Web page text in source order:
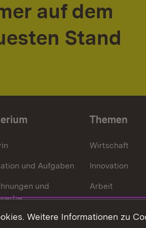
auf dem
Stand
und Aufgaben
und
Themen
Wirtschaft
Innovation
Arbeit
Weitere Informationen zu